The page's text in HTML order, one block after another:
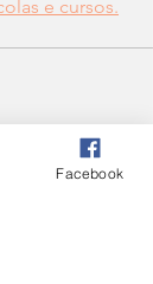
e cursos.
Facebook